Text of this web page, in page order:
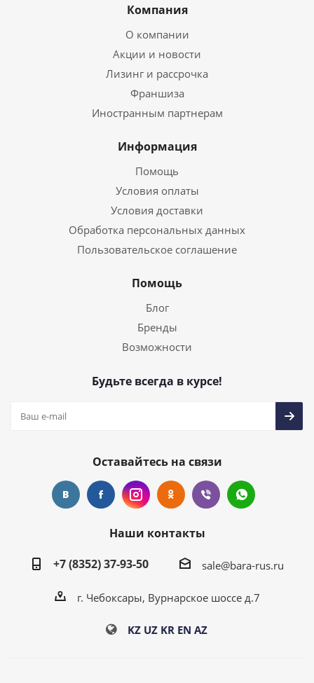
Компания
О компании
Акции и новости
Лизинг и рассрочка
Франшиза
Иностранным партнерам
Информация
Помощь
Условия оплаты
Условия доставки
Обработка персональных данных
Пользовательское соглашение
Помощь
Блог
Бренды
Возможности
Будьте всегда в курсе!
Оставайтесь на связи
Наши контакты
+7 (8352) 37-93-50
sale@bara-rus.ru
г. Чебоксары, Вурнарское шоссе д.7
KZ UZ KR EN AZ